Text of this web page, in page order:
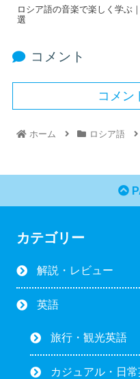
ロシア語の音楽で楽しく学ぶ
選
コメント
コメン
ホーム ロシア語
カテゴリー
解説・レビュー
英語
旅行・観光英語
カジュアル・日